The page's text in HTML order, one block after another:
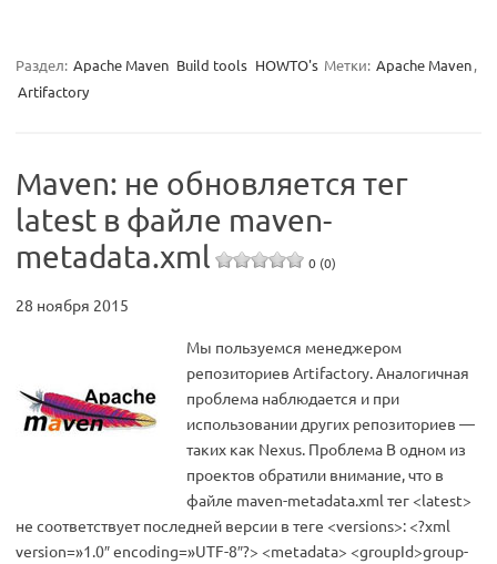
Раздел: Apache Maven Build tools HOWTO's Метки: Apache Maven,
Artifactory
Maven: не обновляется тег
latest в файле maven-
metadata.xml
0 (0)
28 ноября 2015
Мы пользуемся менеджером
репозиториев Artifactory. Аналогичная
проблема наблюдается и при
использовании других репозиториев —
таких как Nexus. Проблема В одном из
проектов обратили внимание, что в
файле maven-metadata.xml тег <latest>
не соответствует последней версии в теге <versions>: <?xml
version=»1.0″ encoding=»UTF-8″?> <metadata> <groupId>group-